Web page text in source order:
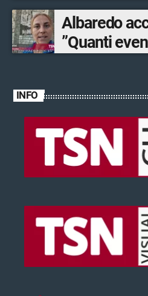
Albaredo
”Quanti
INFO